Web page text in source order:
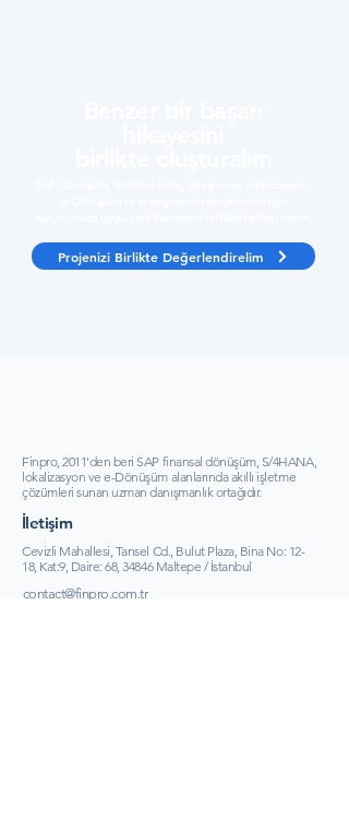
Projenizi Birlikte Değerlendirelim
Finpro, 2011'den beri SAP finansal dönüşüm, S/4HANA,
lokalizasyon ve e-Dönüşüm alanlarında akıllı işletme
çözümleri sunan uzman danışmanlık ortağıdır.
İletişim
Cevizli Mahallesi, Tansel Cd., Bulut Plaza, Bina No: 12-
18, Kat:9, Daire: 68, 34846 Maltepe / İstanbul
contact@finpro.com.tr